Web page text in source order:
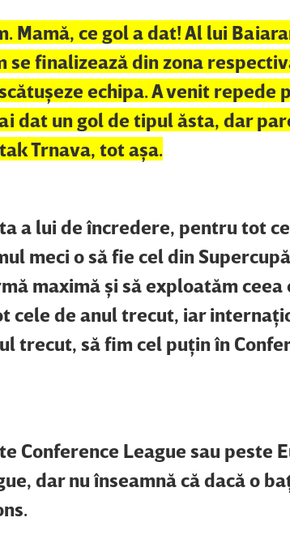
ce gol a dat! Al lui
finalizează din zona
echipa. A venit repede
dat un gol de tipul ăsta, dar
Trnava, tot aşa.
a lui de încredere, pentru tot
meci o să fie cel din
maximă şi să exploatăm ceea
cele de anul trecut, iar
trecut, să fim cel puţin în
Conference League sau peste
dar nu înseamnă că dacă o